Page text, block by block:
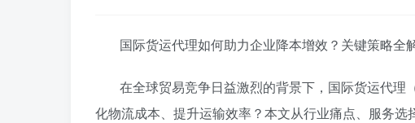
国际货运代理如何助力企业降本增效？关键策略全
在全球贸易竞争日益激烈的背景下，国际货运代
化物流成本、提升运输效率？本文从行业痛点、服务选